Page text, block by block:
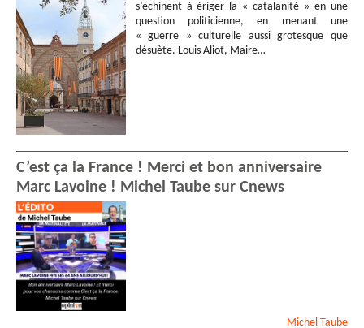
s’échinent à ériger la « catalanité » en une
question politicienne, en menant une
« guerre » culturelle aussi grotesque que
désuète. Louis Aliot, Maire…
C’est ça la France ! Merci et bon anniversaire
Marc Lavoine ! Michel Taube sur Cnews
Michel Taube